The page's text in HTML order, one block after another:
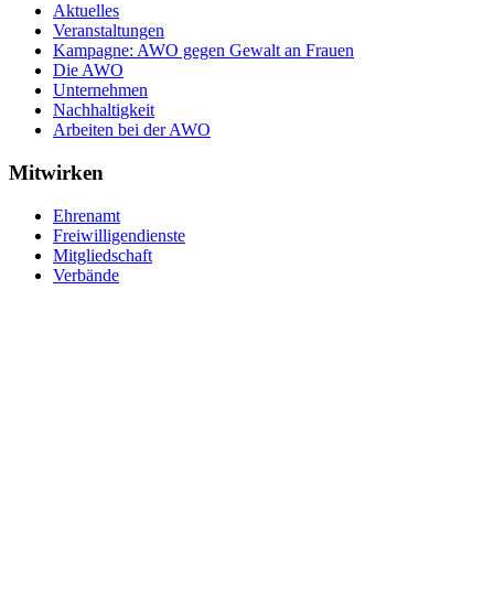
Aktuelles
Veranstaltungen
Kampagne: AWO gegen Gewalt an Frauen
Die AWO
Unternehmen
Nachhaltigkeit
Arbeiten bei der AWO
Mitwirken
Ehrenamt
Freiwilligendienste
Mitgliedschaft
Verbände